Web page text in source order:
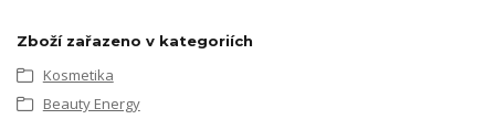
Zboží zařazeno v kategoriích
Kosmetika
Beauty Energy